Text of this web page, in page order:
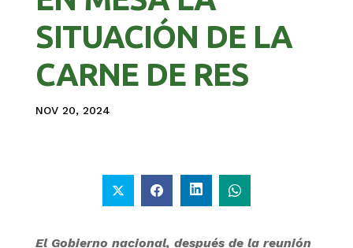
SITUACIÓN DE LA
CARNE DE RES
NOV 20, 2024
El Gobierno nacional, después de la reunión